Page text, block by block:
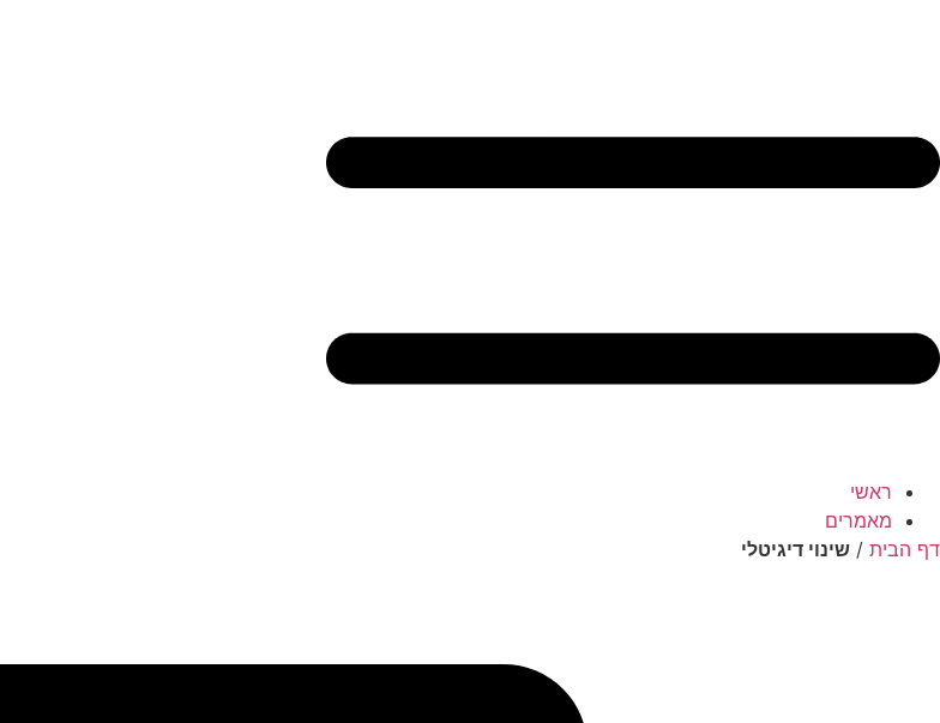
ראשי
מאמרים
דף הבית / שינוי דיגיטלי